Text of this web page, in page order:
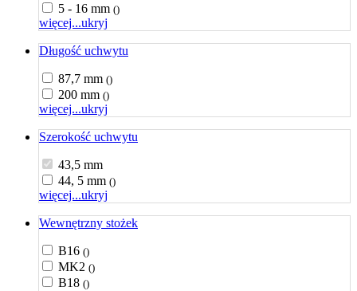
5 - 16 mm ()
więcej...ukryj
Długość uchwytu
87,7 mm ()
200 mm ()
więcej...ukryj
Szerokość uchwytu
43,5 mm
44, 5 mm ()
więcej...ukryj
Wewnętrzny stożek
B16 ()
MK2 ()
B18 ()